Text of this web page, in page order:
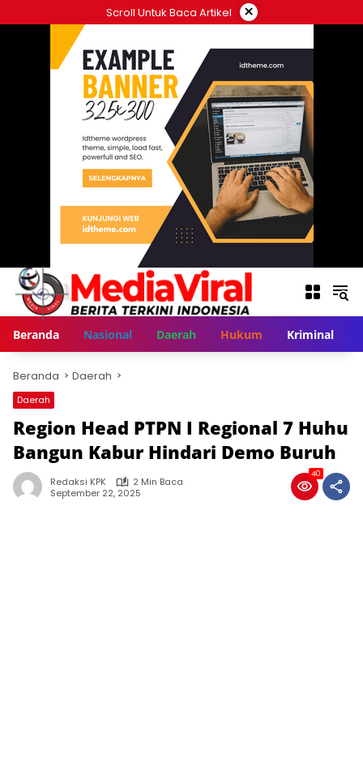
ke
Scroll Untuk Baca Artikel ×
Beranda Nasional Daerah Hukum Kriminal
Beranda Daerah
Daerah
Region Head PTPN I Regional 7 Huhu
Bangun Kabur Hindari Demo Buruh
Redaksi KPK
2 Min Baca
September 22, 2025
40